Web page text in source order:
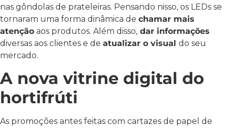
nas gôndolas de prateleiras. Pensando nisso, os LEDs se
tornaram uma forma dinâmica de chamar mais
atenção aos produtos. Além disso, dar informações
diversas aos clientes e de atualizar o visual do seu
mercado.
A nova vitrine digital do
hortifrúti
As promoções antes feitas com cartazes de papel de